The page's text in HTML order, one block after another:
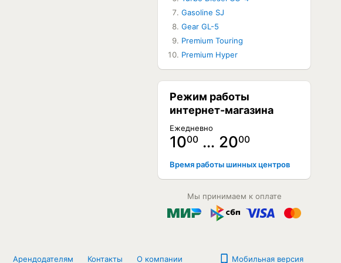
Gasoline SJ
Gear GL-5
Premium Touring
Premium Hyper
Режим работы
интернет-магазина
Ежедневно
1000 … 2000
Время работы шинных центров
Мы принимаем к оплате
Арендодателям Контакты О компании Мобильная версия